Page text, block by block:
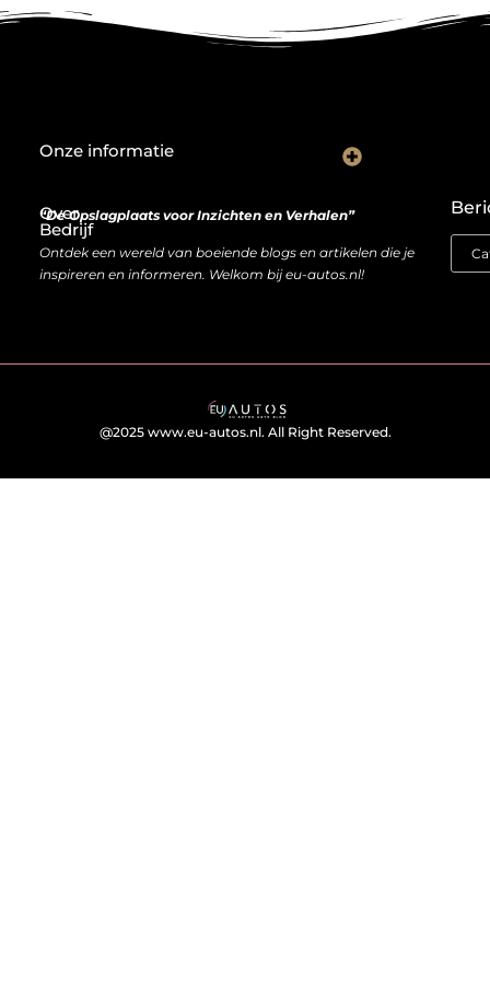
Over
Bedrijf
“De Opslagplaats voor Inzichten en Verhalen”
Ontdek een wereld van boeiende blogs en artikelen die je
inspireren en informeren. Welkom bij eu-autos.nl!
Onze informatie
@2025 www.eu-autos.nl. All Right Reserved.